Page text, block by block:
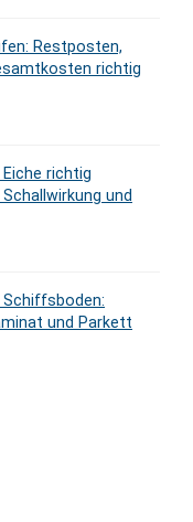
Restposten,
richtig
richtig
und
Schiffsboden:
und Parkett